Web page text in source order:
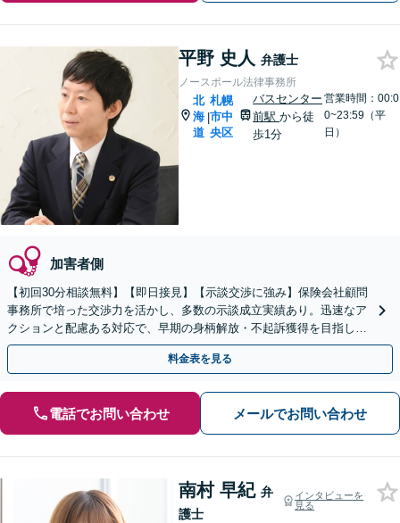
平野 史人 弁護士
ノースポール法律事務所
北
海
道
|
札幌
市中
央区
バスセンター
前駅から徒
歩1分
営業時間：00:0
0~23:59（平
日）
加害者側
【初回30分相談無料】【即日接見】【示談交渉に強み】保険会社顧問
事務所で培った交渉力を活かし、多数の示談成立実績あり。迅速なア
クションと配慮ある対応で、早期の身柄解放・不起訴獲得を目指しま
す【電話相談OK】【バスセンター前駅徒歩1分】
料金表を見る
電話でお問い合わせ メールでお問い合わせ
南村 早紀 弁
護士
インタビューを
見る